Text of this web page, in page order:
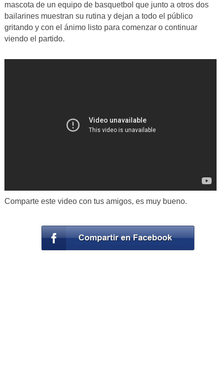
mascota de un equipo de basquetbol que junto a otros dos
bailarines muestran su rutina y dejan a todo el público
gritando y con el ánimo listo para comenzar o continuar
viendo el partido.
Comparte este video con tus amigos, es muy bueno.